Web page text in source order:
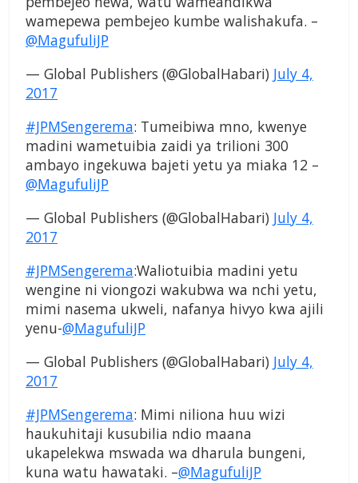
wamepewa pembejeo kumbe walishakufa. –
@MagufuliJP
— Global Publishers (@GlobalHabari) July 4,
2017
#JPMSengerema: Tumeibiwa mno, kwenye
madini wametuibia zaidi ya trilioni 300
ambayo ingekuwa bajeti yetu ya miaka 12 –
@MagufuliJP
— Global Publishers (@GlobalHabari) July 4,
2017
#JPMSengerema:Waliotuibia madini yetu
wengine ni viongozi wakubwa wa nchi yetu,
mimi nasema ukweli, nafanya hivyo kwa ajili
yenu-@MagufuliJP
— Global Publishers (@GlobalHabari) July 4,
2017
#JPMSengerema: Mimi niliona huu wizi
haukuhitaji kusubilia ndio maana
ukapelekwa mswada wa dharula bungeni,
kuna watu hawataki. –@MagufuliJP